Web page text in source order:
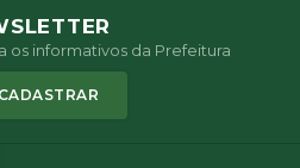
os informativos da Prefeitura
CADASTRAR